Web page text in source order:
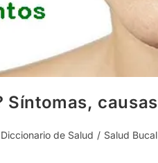
Síntomas,
Diccionario de Salud / Salud